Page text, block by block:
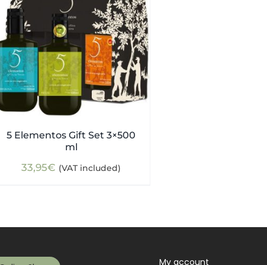
5 Elementos Gift Set 3×500
ml
33,95€ (VAT included)
My account